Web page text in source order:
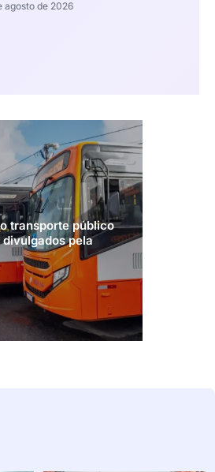
agosto de 2026
transporte público
pela